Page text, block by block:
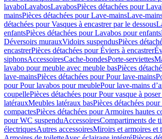
lavaboLavabosLavabosPièces détachées pour
mainsPièces détachées pour Lave-mainsLave-
détachées pour Vasques à encastrer par le dessous
enfantsPièces détachées pour Lavabos pour enfants
Déversoirs murauxVidoirs suspendusPièces
encastrerPièces détachées pour Éviers à encastrer
siphonsAccessoiresCache-bondesPorte-serviettes
lavabo pour meuble avec meuble basPièces
lave-mainsPièces détachées pour Pour lave-mains
pour Pour lavabos pour meublePour lave-mains
coupellePièces détachées pour Pour vasque à
latérauxMeubles latéraux basPièces détachées
compactesPièces détachées pour Armoires hautes
pour WC suspenduAccessoiresCompartiments de
électriquesAutres accessoiresMiroirs et armoires et